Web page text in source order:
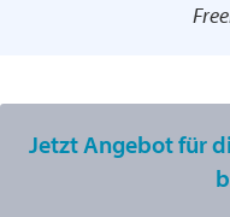
Jetzt Angebot für